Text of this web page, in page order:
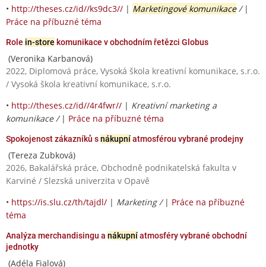
• http://theses.cz/id//ks9dc3// | Marketingové komunikace/ |
Práce na příbuzné téma
Role in-store komunikace v obchodním řetězci Globus
(Veronika Karbanová)
2022, Diplomová práce, Vysoká škola kreativní komunikace, s.r.o.
/ Vysoká škola kreativní komunikace, s.r.o.
• http://theses.cz/id//4r4fwr// | Kreativní marketing a
komunikace / | Práce na příbuzné téma
Spokojenost zákazníků snákupníatmosférou vybrané prodejny
(Tereza Zubková)
2026, Bakalářská práce, Obchodně podnikatelská fakulta v
Karviné / Slezská univerzita v Opavě
• https://is.slu.cz/th/tajdl/ | Marketing / | Práce na příbuzné
téma
Analýza merchandisingu a nákupníatmosféry vybrané obchodní
jednotky
(Adéla Fialová)